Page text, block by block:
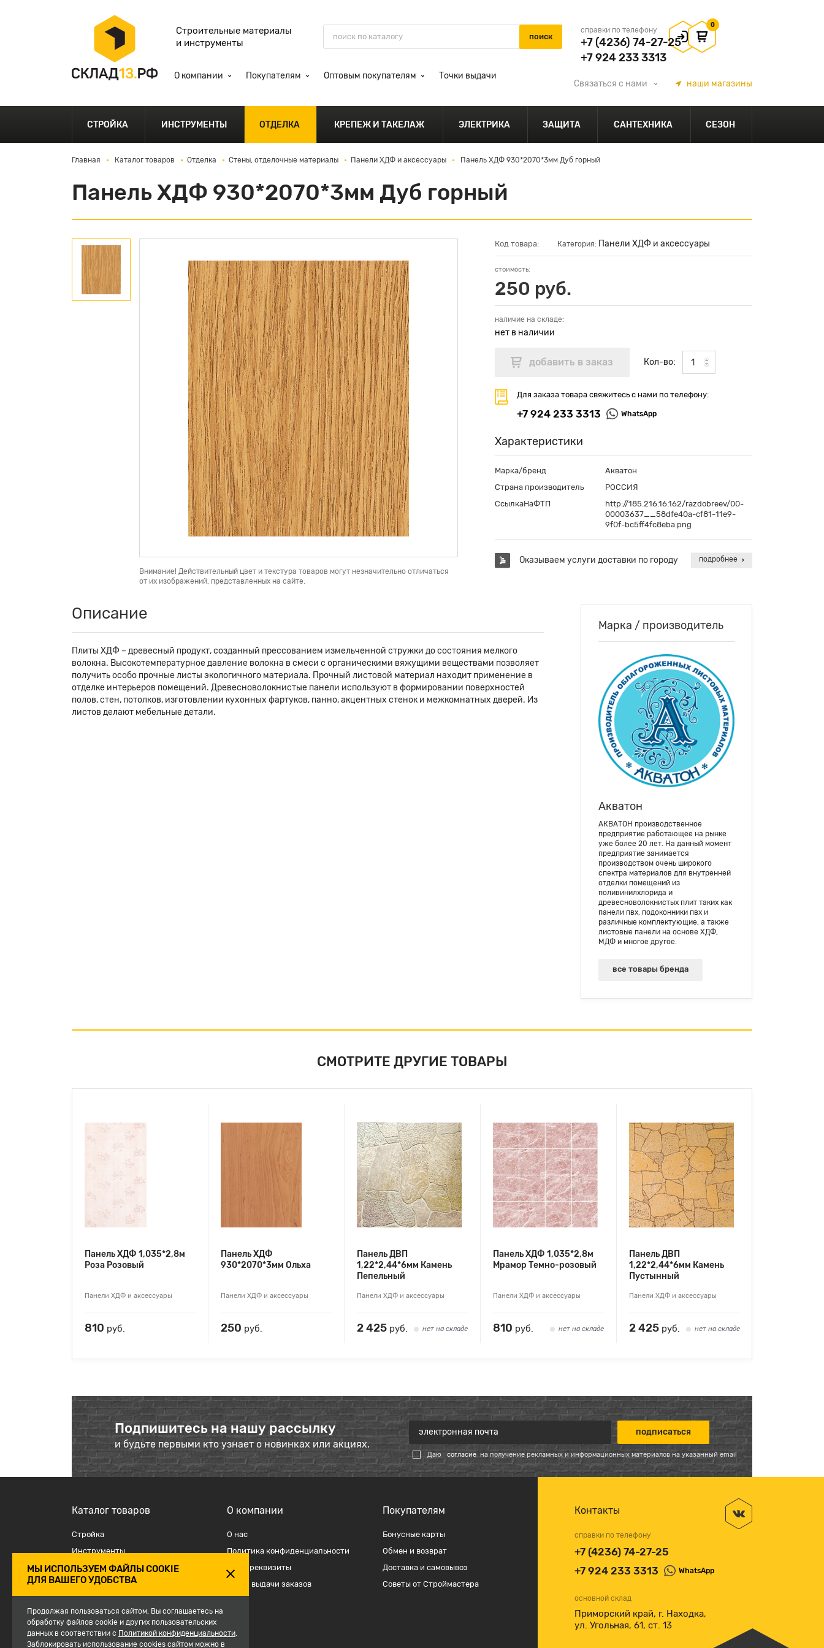
Строительные материалы
и инструменты
справки по телефону
+7 (4236) 74-27-25
+7 924 233 3313
0
О компании Покупателям Оптовым покупателям Точки выдачи
Связаться с нами наши магазины
СТРОЙКА ИНСТРУМЕНТЫ ОТДЕЛКА КРЕПЕЖ И ТАКЕЛАЖ ЭЛЕКТРИКА ЗАЩИТА САНТЕХНИКА СЕЗОН
Главная Каталог товаров Отделка Стены, отделочные материалы Панели ХДФ и аксессуары Панель ХДФ 930*2070*3мм Дуб горный
Панель ХДФ 930*2070*3мм Дуб горный
Внимание! Действительный цвет и текстура товаров могут незначительно отличаться
от их изображений, представленных на сайте.
Код товара: Категория: Панели ХДФ и аксессуары
стоимость:
250 руб.
наличие на складе:
нет в наличии
Кол-во:
Для заказа товара свяжитесь с нами по телефону:
+7 924 233 3313 WhatsApp
Характеристики
Марка/бренд
Акватон
Страна производитель
РОССИЯ
СсылкаНаФТП
http://185.216.16.162/razdobreev/00-
00003637__58dfe40a-cf81-11e9-
9f0f-bc5ff4fc8eba.png
Оказываем услуги доставки по городу подробнее
Описание
Плиты ХДФ – древесный продукт, созданный прессованием измельченной стружки до состояния мелкого
волокна. Высокотемпературное давление волокна в смеси с органическими вяжущими веществами позволяет
получить особо прочные листы экологичного материала. Прочный листовой материал находит применение в
отделке интерьеров помещений. Древесноволокнистые панели используют в формировании поверхностей
полов, стен, потолков, изготовлении кухонных фартуков, панно, акцентных стенок и межкомнатных дверей. Из
листов делают мебельные детали.
Марка / производитель
Акватон
АКВАТОН производственное
предприятие работающее на рынке
уже более 20 лет. На данный момент
предприятие занимается
производством очень широкого
спектра материалов для внутренней
отделки помещений из
поливинилхлорида и
древесноволокнистых плит таких как
панели пвх, подоконники пвх и
различные комплектующие, а также
листовые панели на основе ХДФ,
МДФ и многое другое.
все товары бренда
СМОТРИТЕ ДРУГИЕ ТОВАРЫ
Панель ХДФ 1,035*2,8м
Роза Розовый
Панели ХДФ и аксессуары
810 руб.
Панель ХДФ
930*2070*3мм Ольха
Панели ХДФ и аксессуары
250 руб.
Панель ДВП
1,22*2,44*6мм Камень
Пепельный
Панели ХДФ и аксессуары
2 425 руб. нет на складе
Панель ХДФ 1,035*2,8м
Мрамор Темно-розовый
Панели ХДФ и аксессуары
810 руб. нет на складе
Панель ДВП
1,22*2,44*6мм Камень
Пустынный
Панели ХДФ и аксессуары
2 425 руб. нет на складе
Подпишитесь на нашу рассылку
и будьте первыми кто узнает о новинках или акциях.
Даю согласие на получение рекламных и информационных материалов на указанный email
Контакты
справки по телефону
+7 (4236) 74-27-25
+7 924 233 3313
WhatsApp
основной склад
Приморский край, г. Находка,
ул. Угольная, 61, ст. 13
Каталог товаров
Стройка
Инструменты
Отделка
Крепеж и такелаж
Средства защиты, спецодежда
Сантехника
О компании
О наc
Политика конфиденциальности
Наши реквизиты
Точки выдачи заказов
Покупателям
Бонусные карты
Обмен и возврат
Доставка и самовывоз
Советы от Строймастера
МЫ ИСПОЛЬЗУЕМ ФАЙЛЫ COOKIE
ДЛЯ ВАШЕГО УДОБСТВА
Продолжая пользоваться сайтом, Вы соглашаетесь на
обработку файлов cookie и других пользовательских
данных в соответствии с Политикой конфиденциальности.
Заблокировать использование cookies сайтом можно в